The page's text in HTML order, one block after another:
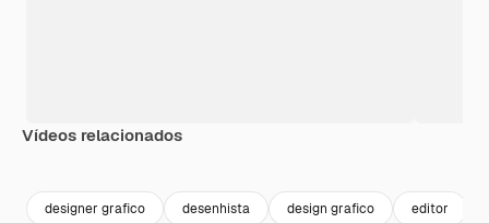
Vídeos relacionados
designer grafico desenhista design grafico editor